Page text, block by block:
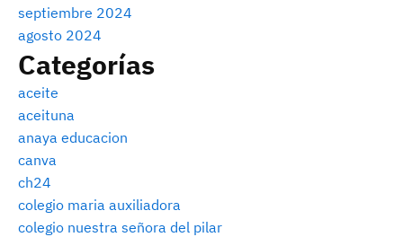
septiembre 2024
agosto 2024
Categorías
aceite
aceituna
anaya educacion
canva
ch24
colegio maria auxiliadora
colegio nuestra señora del pilar